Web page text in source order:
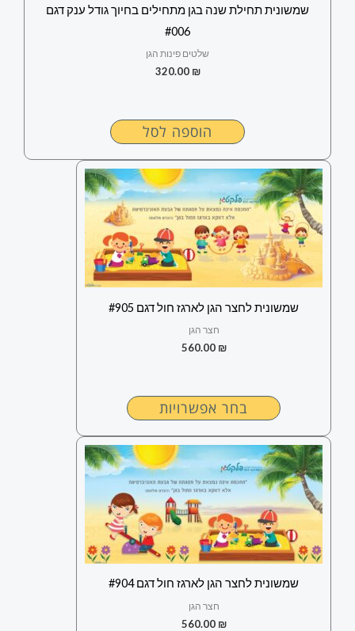
שמשונית תחילת שנה בגן מתחילים בחיוך גודל ענק דגם
#006
שלטים פינות הגן
320.00 ₪
הוספה לסל
שמשונית לחצר הגן לארגז חול דגם #905
חצר הגן
560.00 ₪
בחר אפשרויות
למוצר
יש
מספר
סוגים.
ניתן
האפשרויות
שמשונית לחצר הגן לארגז חול דגם #904
חצר הגן
560.00 ₪
למוצר
יש
מספר
סוגים.
ניתן
לבחור
האפשרויות